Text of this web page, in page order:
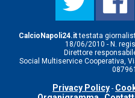
CalcioNapoli24.ittestata
18/06/2010 - N.
Direttore
Social Multiservice Cooperativa,
Privacy Policy -